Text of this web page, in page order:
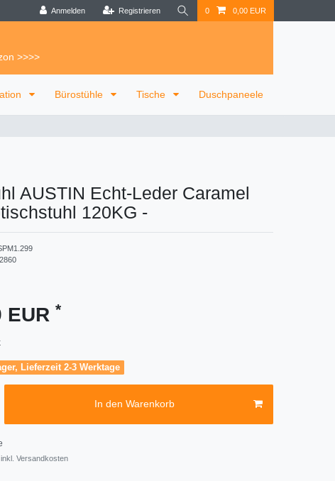
Anmelden Registrieren 0 0,00 EUR
>>>>
Bürostühle Tische Duschpaneele
AUSTIN Echt-Leder Caramel
120KG -
EUR *
Lieferzeit 2-3 Werktage
In den Warenkorb
Versandkosten